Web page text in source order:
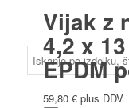
Vijak z
4,2 x
EPDM
59,80 € plus DDV